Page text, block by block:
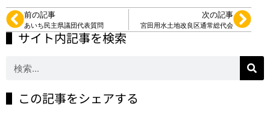
前の記事
あいち民主県議団代表質問
次の記事
宮田用水土地改良区通常総代会
▌サイト内記事を検索
▌この記事をシェアする